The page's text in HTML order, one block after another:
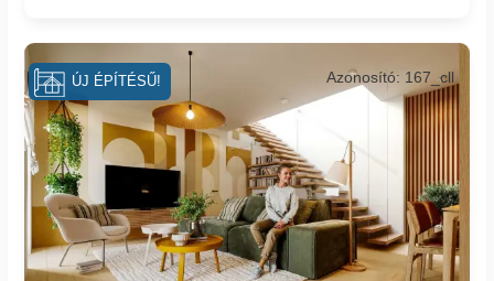
Azonosító: 167_cll
ÚJ ÉPÍTÉSŰ!